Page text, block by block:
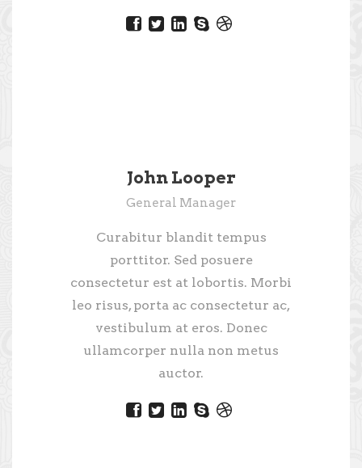
John Looper
General Manager
Curabitur blandit tempus
porttitor. Sed posuere
consectetur est at lobortis. Morbi
leo risus, porta ac consectetur ac,
vestibulum at eros. Donec
ullamcorper nulla non metus
auctor.